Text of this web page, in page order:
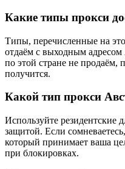
Какие типы прокси
Типы, перечисленные на
отдаём с выходным адресом
по этой стране не продаём,
получится.
Какой тип прокси
Используйте резидентские
защитой. Если
который принимает ваша
при блокировках.